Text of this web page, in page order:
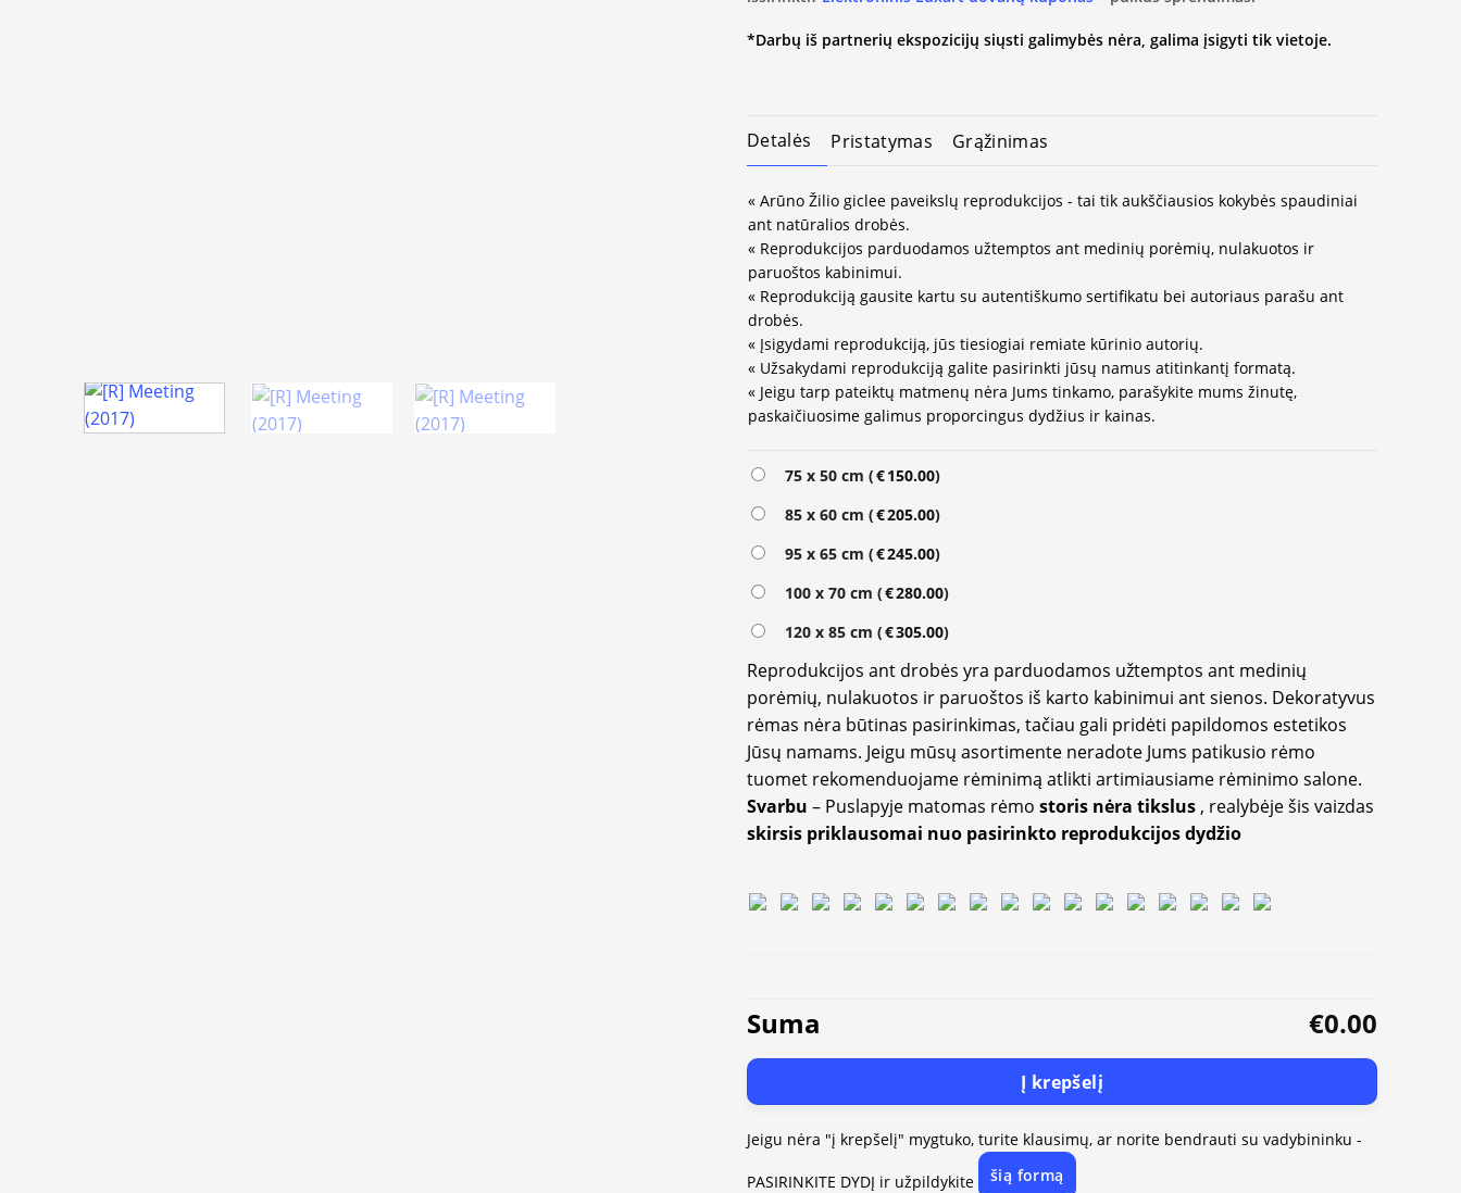
*Darbų iš partnerių ekspozicijų siųsti galimybės nėra, galima įsigyti tik vietoje.
Detalės Pristatymas Grąžinimas
« Arūno Žilio giclee paveikslų reprodukcijos - tai tik aukščiausios kokybės spaudiniai
ant natūralios drobės.
« Reprodukcijos parduodamos užtemptos ant medinių porėmių, nulakuotos ir
paruoštos kabinimui.
« Reprodukciją gausite kartu su autentiškumo sertifikatu bei autoriaus parašu ant
drobės.
« Įsigydami reprodukciją, jūs tiesiogiai remiate kūrinio autorių.
« Užsakydami reprodukciją galite pasirinkti jūsų namus atitinkantį formatą.
« Jeigu tarp pateiktų matmenų nėra Jums tinkamo, parašykite mums žinutę,
paskaičiuosime galimus proporcingus dydžius ir kainas.
75 x 50 cm (€150.00)
85 x 60 cm (€205.00)
95 x 65 cm (€245.00)
100 x 70 cm (€280.00)
120 x 85 cm (€305.00)
Reprodukcijos ant drobės yra parduodamos užtemptos ant medinių
porėmių, nulakuotos ir paruoštos iš karto kabinimui ant sienos. Dekoratyvus
rėmas nėra būtinas pasirinkimas, tačiau gali pridėti papildomos estetikos
Jūsų namams. Jeigu mūsų asortimente neradote Jums patikusio rėmo
tuomet rekomenduojame rėminimą atlikti artimiausiame rėminimo salone.
Svarbu – Puslapyje matomas rėmo storis nėra tikslus , realybėje šis vaizdas
skirsis priklausomai nuo pasirinkto reprodukcijos dydžio
Suma €0.00
Į krepšelį
Alternative:
Jeigu nėra "į krepšelį" mygtuko, turite klausimų, ar norite bendrauti su vadybininku -
PASIRINKITE DYDĮ ir užpildykite šią formą